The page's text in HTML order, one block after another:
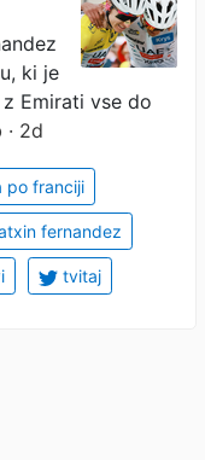
ki je
Emirati vse do
· 2d
po franciji
fernandez
tvitaj